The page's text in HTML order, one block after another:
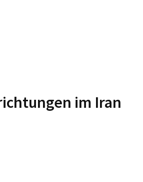
im Iran